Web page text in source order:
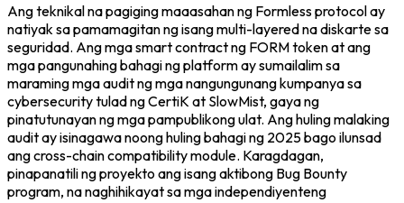
Ang teknikal na pagiging maaasahan ng Formless protocol ay
natiyak sa pamamagitan ng isang multi-layered na diskarte sa
seguridad. Ang mga smart contract ng FORM token at ang
mga pangunahing bahagi ng platform ay sumailalim sa
maraming mga audit ng mga nangungunang kumpanya sa
cybersecurity tulad ng CertiK at SlowMist, gaya ng
pinatutunayan ng mga pampublikong ulat. Ang huling malaking
audit ay isinagawa noong huling bahagi ng 2025 bago ilunsad
ang cross-chain compatibility module. Karagdagan,
pinapanatili ng proyekto ang isang aktibong Bug Bounty
program, na naghihikayat sa mga independiyenteng